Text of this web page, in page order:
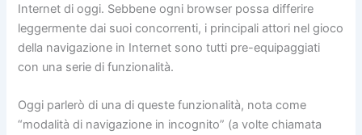
Internet di oggi. Sebbene ogni browser possa differire
leggermente dai suoi concorrenti, i principali attori nel gioco
della navigazione in Internet sono tutti pre-equipaggiati
con una serie di funzionalità.
Oggi parlerò di una di queste funzionalità, nota come
“modalità di navigazione in incognito” (a volte chiamata